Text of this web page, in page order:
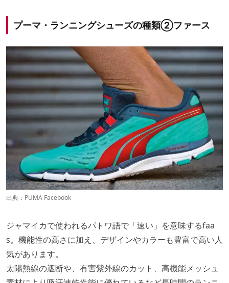
プーマ・ランニングシューズの種類②ファース
出典： PUMA Facebook
ジャマイカで使われるパトワ語で「速い」を意味するfaa
s。機能性の高さに加え、デザインやカラーも豊富で高い人
気があります。
太陽熱線の遮断や、有害紫外線のカット、高機能メッシュ